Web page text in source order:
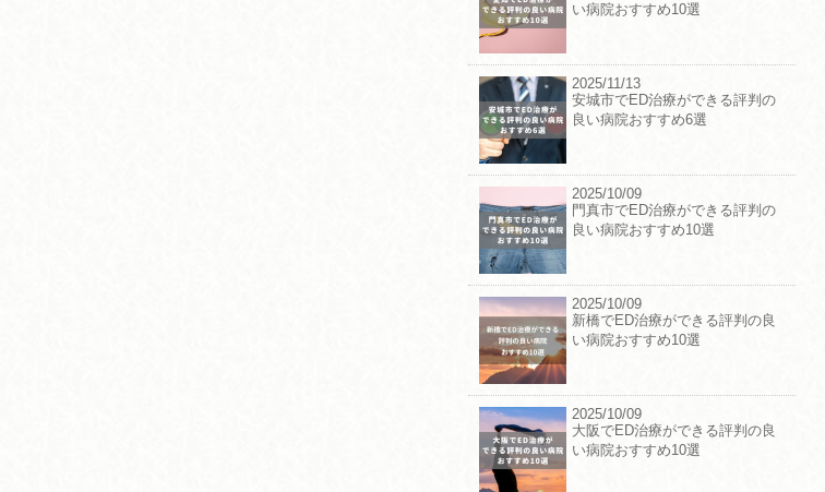
い病院おすすめ10選
2025/11/13
安城市でED治療ができる評判の
良い病院おすすめ6選
2025/10/09
門真市でED治療ができる評判の
良い病院おすすめ10選
2025/10/09
新橋でED治療ができる評判の良
い病院おすすめ10選
2025/10/09
大阪でED治療ができる評判の良
い病院おすすめ10選